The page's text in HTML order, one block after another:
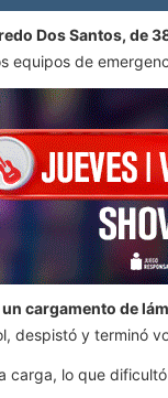
Dos Santos, de
equipos de
cargamento de
despistó y terminó
carga, lo que